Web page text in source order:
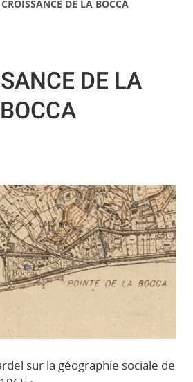
CROISSANCE DE LA BOCCA
DE LA
BOCCA
sur la géographie sociale de